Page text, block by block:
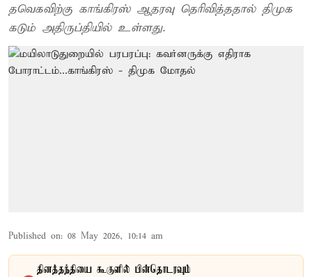
தவெகவிற்கு காங்கிரஸ் ஆதரவு தெரிவித்ததால் திமுக
கடும் அதிருப்தியில் உள்ளது.
Published on: 08 May 2026, 10:14 am
தினத்தந்தியை கூகுளில் பின்தொடரவும்